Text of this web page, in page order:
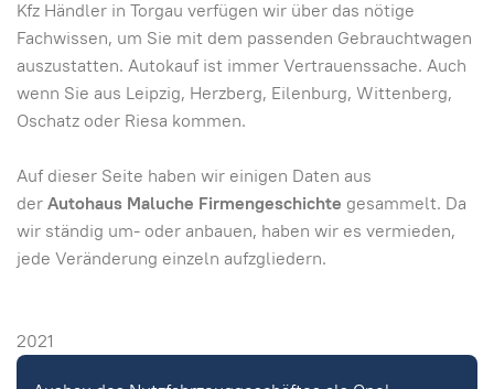
Kfz Händler in Torgau verfügen wir über das nötige
Fachwissen, um Sie mit dem passenden Gebrauchtwagen
auszustatten. Autokauf ist immer Vertrauenssache. Auch
wenn Sie aus Leipzig, Herzberg, Eilenburg, Wittenberg,
Oschatz oder Riesa kommen.
Auf dieser Seite haben wir einigen Daten aus
derAutohaus Maluche Firmengeschichte gesammelt. Da
wir ständig um- oder anbauen, haben wir es vermieden,
jede Veränderung einzeln aufzgliedern.
2021